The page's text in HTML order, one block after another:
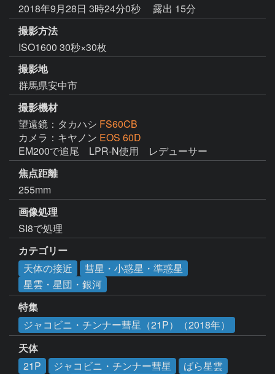
2018年9月28日 3時24分0秒
露出 15分
撮影方法
ISO1600 30秒×30枚
撮影地
群馬県安中市
撮影機材
望遠鏡：タカハシ FS60CB
カメラ：キヤノン EOS 60D
EM200で追尾　LPR-N使用　レデューサー
焦点距離
255mm
画像処理
SI8で処理
カテゴリー
天体の接近
彗星・小惑星・準惑星
星雲・星団・銀河
特集
ジャコビニ・チンナー彗星（21P）（2018年）
天体
21P
ジャコビニ・チンナー彗星
ばら星雲